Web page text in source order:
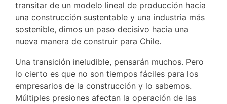
transitar de un modelo lineal de producción hacia
una construcción sustentable y una industria más
sostenible, dimos un paso decisivo hacia una
nueva manera de construir para Chile.
Una transición ineludible, pensarán muchos. Pero
lo cierto es que no son tiempos fáciles para los
empresarios de la construcción y lo sabemos.
Múltiples presiones afectan la operación de las